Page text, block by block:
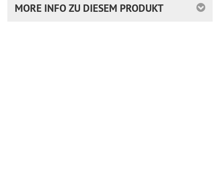
MORE INFO ZU DIESEM PRODUKT